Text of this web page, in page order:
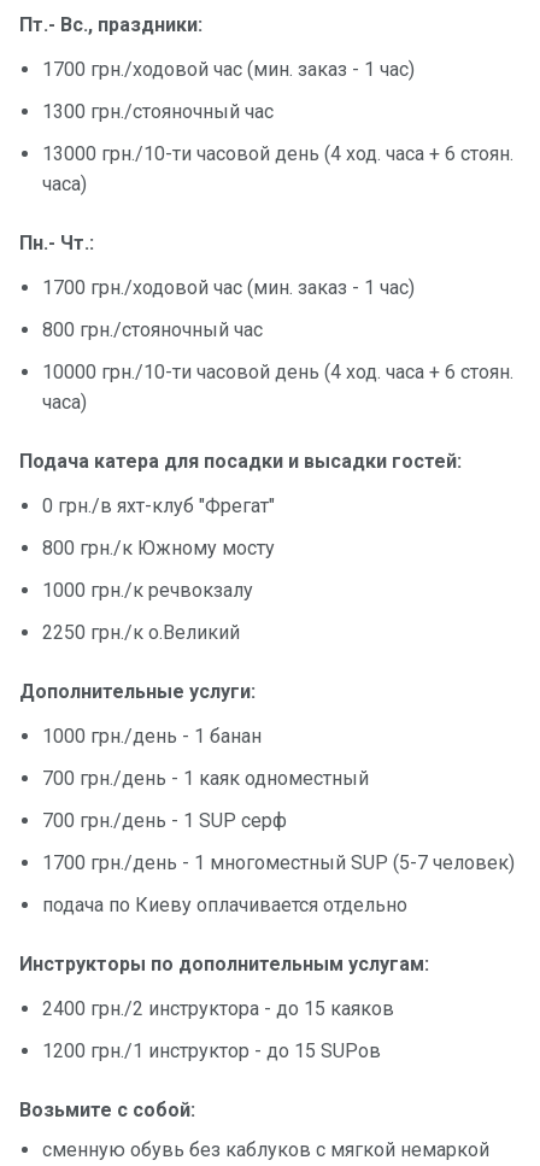
Пт.- Вс., праздники:
1700 грн./ходовой час (мин. заказ - 1 час)
1300 грн./стояночный час
13000 грн./10-ти часовой день (4 ход. часа + 6 стоян.
часа)
Пн.- Чт.:
1700 грн./ходовой час (мин. заказ - 1 час)
800 грн./стояночный час
10000 грн./10-ти часовой день (4 ход. часа + 6 стоян.
часа)
Подача катера для посадки и высадки гостей:
0 грн./в яхт-клуб "Фрегат"
800 грн./к Южному мосту
1000 грн./к речвокзалу
2250 грн./к о.Великий
Дополнительные услуги:
1000 грн./день - 1 банан
700 грн./день - 1 каяк одноместный
700 грн./день - 1 SUP серф
1700 грн./день - 1 многоместный SUP (5-7 человек)
подача по Киеву оплачивается отдельно
Инструкторы по дополнительным услугам:
2400 грн./2 инструктора - до 15 каяков
1200 грн./1 инструктор - до 15 SUPов
Возьмите с собой:
сменную обувь без каблуков с мягкой немаркой
Контакт